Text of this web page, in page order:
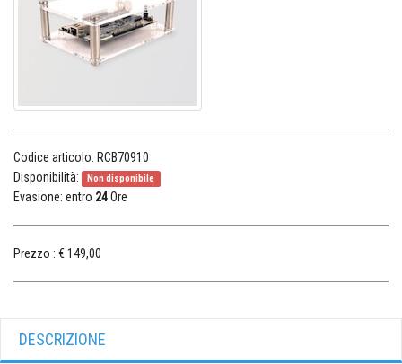
Codice articolo: RCB70910
Disponibilità:
Non disponibile
Evasione: entro 24Ore
Prezzo : € 149,00
DESCRIZIONE